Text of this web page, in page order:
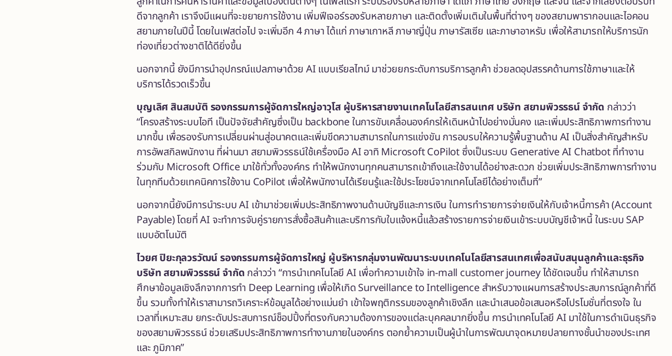
ดีจากลูกค้า เราจึงมีแผนที่จะขยายการใช้งาน เพิ่มฟีเจอร์รองรับหลายภาษา และติดตั้งเพิ่มเติมในพื้นที่ต่างๆ ของสยามพารากอนและไอคอน
สยามภายในปีนี้ โดยในเฟสต่อไป จะเพิ่มอีก 4 ภาษา ได้แก่ ภาษาเกาหลี ภาษาญี่ปุ่น ภาษารัสเซีย และภาษาอาหรับ เพื่อให้สามารถให้บริการนัก
ท่องเที่ยวต่างชาติได้ดียิ่งขึ้น
นอกจากนี้ ยังมีการนำอุปกรณ์แปลภาษาด้วย AI แบบเรียลไทม์ มาช่วยยกระดับการบริการลูกค้า ช่วยลดอุปสรรคด้านการใช้ภาษาและให้
บริการได้รวดเร็วขึ้น
บุญเลิศ สินสมบัติ รองกรรมการผู้จัดการใหญ่อาวุโส ผู้บริหารสายงานเทคโนโลยีสารสนเทศ บริษัท สยามพิวรรธน์ จำกัด กล่าวว่า
“โครงสร้างระบบไอที เป็นปัจจัยสำคัญซึ่งเป็น backbone ในการขับเคลื่อนองค์กรให้เดินหน้าไปอย่างมั่นคง และเพิ่มประสิทธิภาพการทำงาน
มากขึ้น เพื่อรองรับการเปลี่ยนผ่านสู่อนาคตและเพิ่มขีดความสามารถในการแข่งขัน การอบรบให้ความรู้พื้นฐานด้าน AI เป็นสิ่งสำคัญสำหรับ
การอัพสกิลพนักงาน ที่ผ่านมา สยามพิวรรธน์ใช้เครื่องมือ AI อาทิ Microsoft CoPilot ซึ่งเป็นระบบ Generative AI Chatbot ที่ทำงาน
ร่วมกับ Microsoft Office มาใช้ทั่วทั้งองค์กร ทำให้พนักงานทุกคนสามารถเข้าถึงและใช้งานได้อย่างสะดวก ช่วยเพิ่มประสิทธิภาพการทำงาน
ในทุกทีมด้วยเทคนิคการใช้งาน CoPilot เพื่อให้พนักงานได้เรียนรู้และใช้ประโยชน์จากเทคโนโลยีได้อย่างเต็มที่”
นอกจากนี้ยังมีการนำระบบ AI เข้ามาช่วยเพิ่มประสิทธิภาพงานด้านบัญชีและการเงิน ในการทำรายการจ่ายเงินให้กับเจ้าหนี้การค้า (Account
Payable) โดยที่ AI จะทำการจับคู่รายการสั่งซื้อสินค้าและบริการกับใบแจ้งหนี้แล้วสร้างรายการจ่ายเงินเข้าระบบบัญชีเจ้าหนี้ ในระบบ SAP
แบบอัตโนมัติ
ไวยศ ปิยะกุลวรวัฒน์ รองกรรมการผู้จัดการใหญ่ ผู้บริหารกลุ่มงานพัฒนาระบบเทคโนโลยีสารสนเทศเพื่อสนับสนุนลูกค้าและธุรกิจ
บริษัท สยามพิวรรธน์ จำกัด กล่าวว่า “การนำเทคโนโลยี AI เพื่อทำความเข้าใจ in-mall customer journey ได้ชัดเจนขึ้น ทำให้สามารถ
ศึกษาข้อมูลเชิงลึกจากการทำ Deep Learning เพื่อให้เกิด Surveillance to Intelligence สำหรับวางแผนการสร้างประสบการณ์ลูกค้าที่ดี
ขึ้น รวมทั้งทำให้เราสามารถวิเคราะห์ข้อมูลได้อย่างแม่นยำ เข้าใจพฤติกรรมของลูกค้าเชิงลึก และนำเสนอข้อเสนอหรือโปรโมชั่นที่ตรงใจ ใน
เวลาที่เหมาะสม ยกระดับประสบการณ์ช็อปปิ้งที่ตรงกับความต้องการของแต่ละบุคคลมากยิ่งขึ้น การนำเทคโนโลยี AI มาใช้ในการดำเนินธุรกิจ
ของสยามพิวรรธน์ ช่วยเสริมประสิทธิภาพการทำงานภายในองค์กร ตอกย้ำความเป็นผู้นำในการพัฒนาจุดหมายปลายทางชั้นนำของประเทศ
และ ภูมิภาค”